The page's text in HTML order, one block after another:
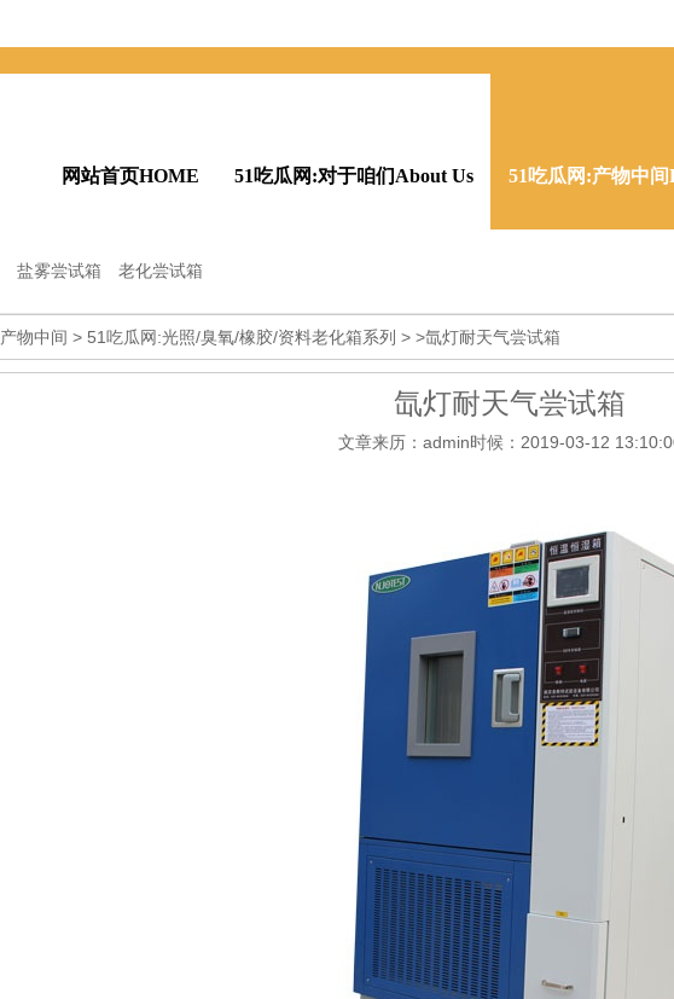
网站首页HOME 51吃瓜网:对于咱们About Us 51吃瓜网:产物中间
51吃瓜网:公司声誉Honor 消息资讯News 51吃瓜网:在线留言
盐雾尝试箱 老化尝试箱
产物中间 > 51吃瓜网:光照/臭氧/橡胶/资料老化箱系列 > >氙灯耐天气尝试箱
氙灯耐天气尝试箱
文章来历：admin时候：2019-03-12